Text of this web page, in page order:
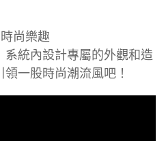
尚樂趣
統內設計專屬的外觀和造
一股時尚潮流風吧！